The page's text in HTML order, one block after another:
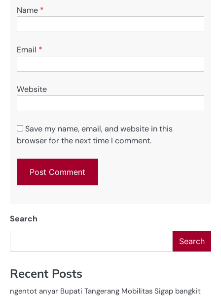
Name *
Email *
Website
Save my name, email, and website in this
browser for the next time I comment.
Search
Search
Recent Posts
ngentot anyar Bupati Tangerang Mobilitas Sigap bangkit